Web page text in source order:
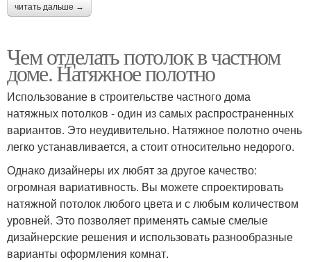
читать дальше →
Чем отделать потолок в частном
доме. Натяжное полотно
Использование в строительстве частного дома
натяжных потолков - один из самых распространенных
вариантов. Это неудивительно. Натяжное полотно очень
легко устанавливается, а стоит относительно недорого.
Однако дизайнеры их любят за другое качество:
огромная вариативность. Вы можете спроектировать
натяжной потолок любого цвета и с любым количеством
уровней. Это позволяет применять самые смелые
дизайнерские решения и использовать разнообразные
варианты оформления комнат.